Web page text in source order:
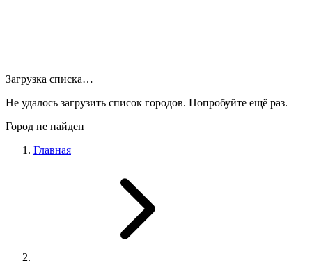
Загрузка списка…
Не удалось загрузить список городов. Попробуйте ещё раз.
Город не найден
Главная